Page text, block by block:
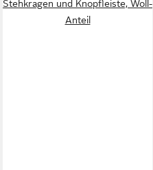
Stehkragen und Knopfleiste, Woll-
Anteil